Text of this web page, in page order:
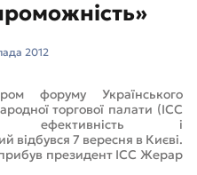
2012
форуму Українського
торгової палати (ICC
ефективність і
відбувся 7 вересня в Києві.
прибув президент ICC Жерар